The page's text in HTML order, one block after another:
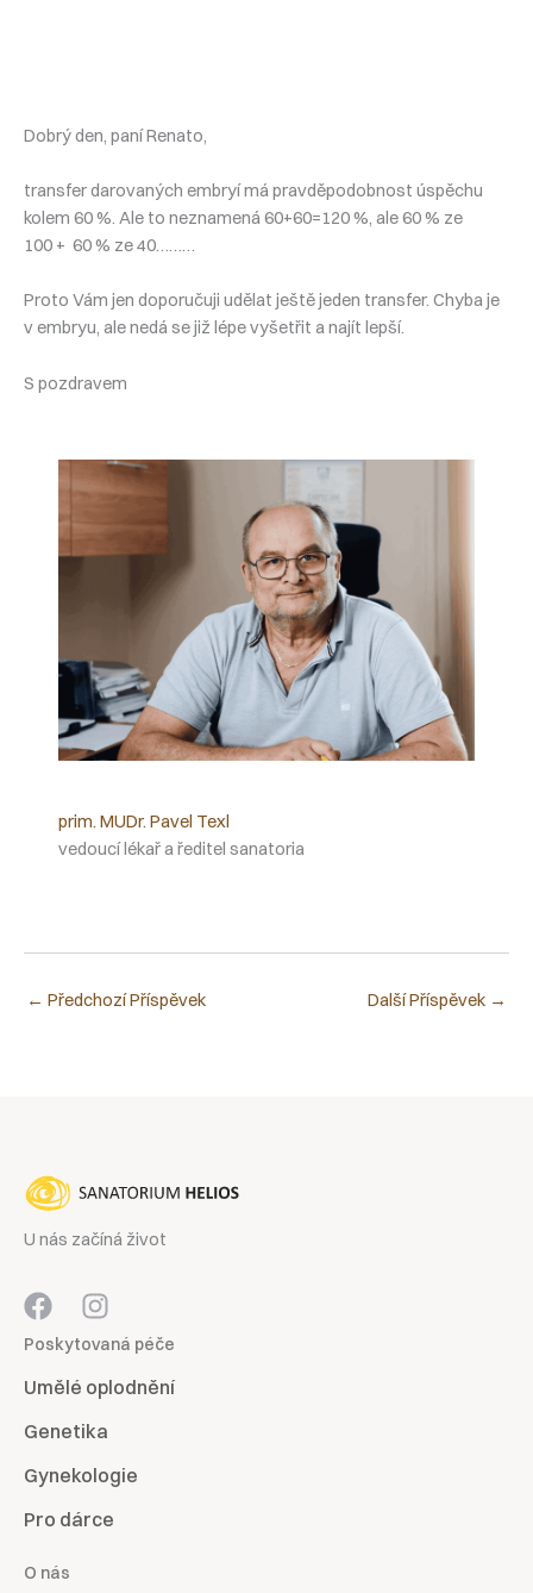
Dobrý den, paní Renato,
transfer darovaných embryí má pravděpodobnost úspěchu
kolem 60 %. Ale to neznamená 60+60=120 %, ale 60 % ze
100 + 60 % ze 40………
Proto Vám jen doporučuji udělat ještě jeden transfer. Chyba je
v embryu, ale nedá se již lépe vyšetřit a najít lepší.
S pozdravem
prim. MUDr. Pavel Texl
vedoucí lékař a ředitel sanatoria
← Předchozí Příspěvek Další Příspěvek →
U nás začíná život
Poskytovaná péče
Umělé oplodnění
Genetika
Gynekologie
Pro dárce
O nás